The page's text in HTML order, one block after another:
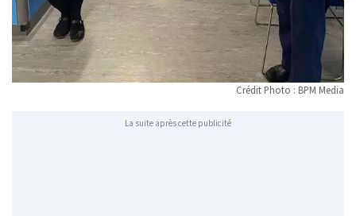
Crédit Photo : BPM Media
La suite après cette publicité